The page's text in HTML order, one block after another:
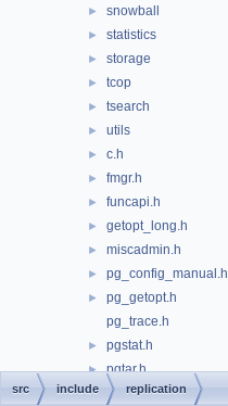
► snowball
► statistics
► storage
► tcop
► tsearch
► utils
► c.h
► fmgr.h
► funcapi.h
► getopt_long.h
► miscadmin.h
► pg_config_manual.h
►
pg_getopt.h
pg_trace.h
► pgstat.h
► pgtar.h
► pgtime.h
src include replication